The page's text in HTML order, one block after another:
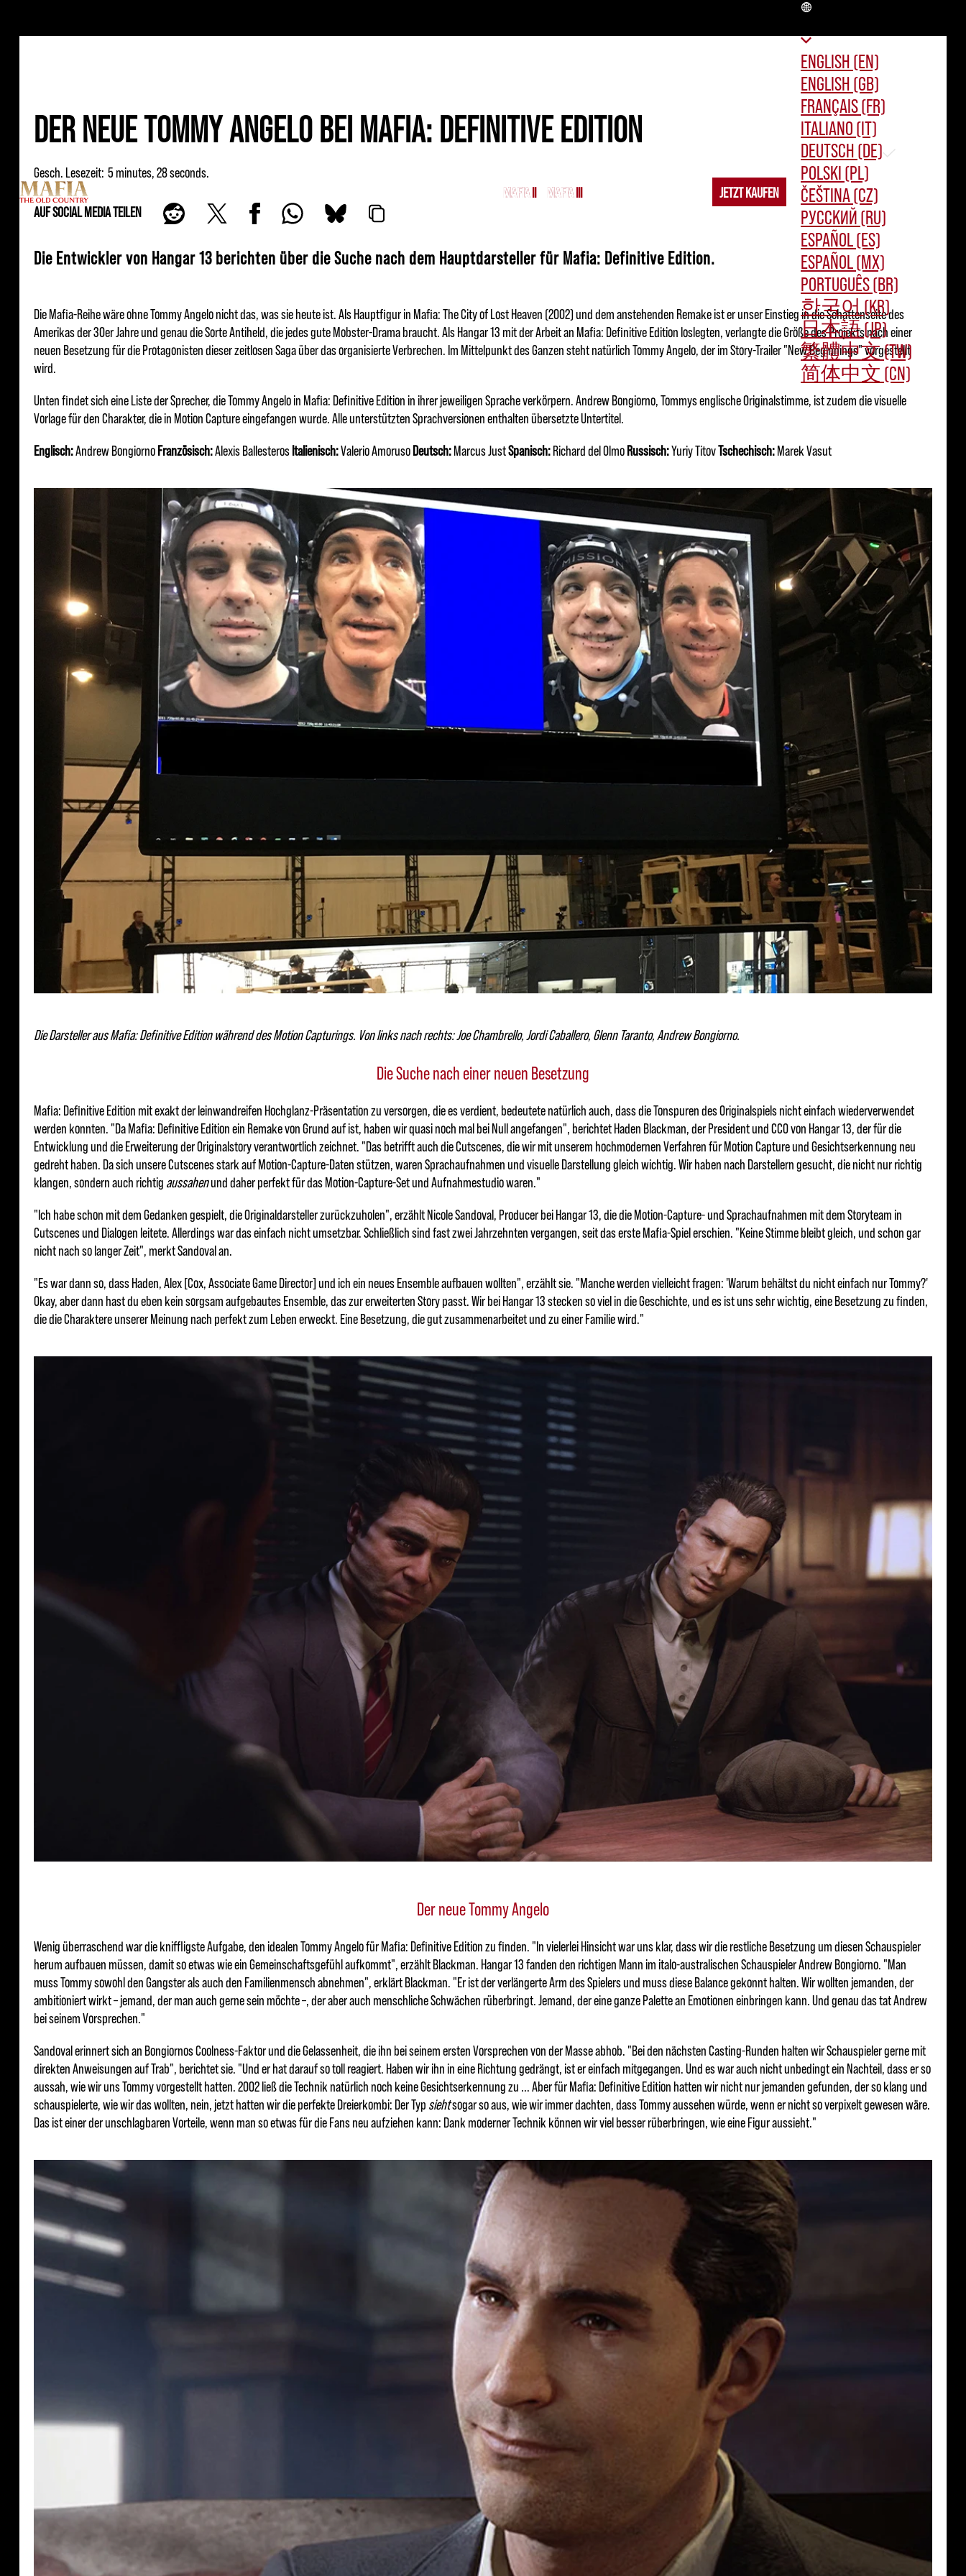
MAFIA II MAFIA III JETZT KAUFEN
ENGLISH (EN)
ENGLISH (GB)
FRANÇAIS (FR)
ITALIANO (IT)
DEUTSCH (DE)
POLSKI (PL)
ČEŠTINA (CZ)
РУССКИЙ (RU)
ESPAÑOL (ES)
ESPAÑOL (MX)
PORTUGUÊS (BR)
한국어 (KR)
日本語 (JP)
繁體中文 (TW)
简体中文 (CN)
DER NEUE TOMMY ANGELO BEI MAFIA: DEFINITIVE EDITION
Gesch. Lesezeit 5 minutes, 28 seconds
AUF SOCIAL MEDIA TEILEN
Die Entwickler von Hangar 13 berichten über die Suche nach dem Hauptdarsteller für Mafia: Definitive Edition.
Die Mafia-Reihe wäre ohne Tommy Angelo nicht das, was sie heute ist. Als Hauptfigur in Mafia: The City of Lost Heaven (2002) und dem anstehenden Remake ist er unser Einstieg in die Schattenseite des
Amerikas der 30er Jahre und genau die Sorte Antiheld, die jedes gute Mobster-Drama braucht. Als Hangar 13 mit der Arbeit an Mafia: Definitive Edition loslegten, verlangte die Größe des Projekts nach einer
neuen Besetzung für die Protagonisten dieser zeitlosen Saga über das organisierte Verbrechen. Im Mittelpunkt des Ganzen steht natürlich Tommy Angelo, der im Story-Trailer "New Beginnings" vorgestellt
wird.
Unten findet sich eine Liste der Sprecher, die Tommy Angelo in Mafia: Definitive Edition in ihrer jeweiligen Sprache verkörpern. Andrew Bongiorno, Tommys englische Originalstimme, ist zudem die visuelle
Vorlage für den Charakter, die in Motion Capture eingefangen wurde. Alle unterstützten Sprachversionen enthalten übersetzte Untertitel.
Englisch:Andrew BongiornoFranzösisch:Alexis BallesterosItalienisch:Valerio AmorusoDeutsch:Marcus JustSpanisch:Richard del OlmoRussisch:Yuriy TitovTschechisch:Marek Vasut
Die Darsteller aus Mafia: Definitive Edition während des Motion Capturings. Von links nach rechts: Joe Chambrello, Jordi Caballero, Glenn Taranto, Andrew Bongiorno.
Die Suche nach einer neuen Besetzung
Mafia: Definitive Edition mit exakt der leinwandreifen Hochglanz-Präsentation zu versorgen, die es verdient, bedeutete natürlich auch, dass die Tonspuren des Originalspiels nicht einfach wiederverwendet
werden konnten. "Da Mafia: Definitive Edition ein Remake von Grund auf ist, haben wir quasi noch mal bei Null angefangen", berichtet Haden Blackman, der President und CCO von Hangar 13, der für die
Entwicklung und die Erweiterung der Originalstory verantwortlich zeichnet. "Das betrifft auch die Cutscenes, die wir mit unserem hochmodernen Verfahren für Motion Capture und Gesichtserkennung neu
gedreht haben. Da sich unsere Cutscenes stark auf Motion-Capture-Daten stützen, waren Sprachaufnahmen und visuelle Darstellung gleich wichtig. Wir haben nach Darstellern gesucht, die nicht nur richtig
klangen, sondern auch richtig aussahenund daher perfekt für das Motion-Capture-Set und Aufnahmestudio waren."
"Ich habe schon mit dem Gedanken gespielt, die Originaldarsteller zurückzuholen", erzählt Nicole Sandoval, Producer bei Hangar 13, die die Motion-Capture- und Sprachaufnahmen mit dem Storyteam in
Cutscenes und Dialogen leitete. Allerdings war das einfach nicht umsetzbar. Schließlich sind fast zwei Jahrzehnten vergangen, seit das erste Mafia-Spiel erschien. "Keine Stimme bleibt gleich, und schon gar
nicht nach so langer Zeit", merkt Sandoval an.
"Es war dann so, dass Haden, Alex [Cox, Associate Game Director] und ich ein neues Ensemble aufbauen wollten", erzählt sie. "Manche werden vielleicht fragen: 'Warum behältst du nicht einfach nur Tommy?'
Okay, aber dann hast du eben kein sorgsam aufgebautes Ensemble, das zur erweiterten Story passt. Wir bei Hangar 13 stecken so viel in die Geschichte, und es ist uns sehr wichtig, eine Besetzung zu finden,
die die Charaktere unserer Meinung nach perfekt zum Leben erweckt. Eine Besetzung, die gut zusammenarbeitet und zu einer Familie wird."
Der neue Tommy Angelo
Wenig überraschend war die kniffligste Aufgabe, den idealen Tommy Angelo für Mafia: Definitive Edition zu finden. "In vielerlei Hinsicht war uns klar, dass wir die restliche Besetzung um diesen Schauspieler
herum aufbauen müssen, damit so etwas wie ein Gemeinschaftsgefühl aufkommt", erzählt Blackman. Hangar 13 fanden den richtigen Mann im italo-australischen Schauspieler Andrew Bongiorno. "Man
muss Tommy sowohl den Gangster als auch den Familienmensch abnehmen", erklärt Blackman. "Er ist der verlängerte Arm des Spielers und muss diese Balance gekonnt halten. Wir wollten jemanden, der
ambitioniert wirkt – jemand, der man auch gerne sein möchte –, der aber auch menschliche Schwächen rüberbringt. Jemand, der eine ganze Palette an Emotionen einbringen kann. Und genau das tat Andrew
bei seinem Vorsprechen."
Sandoval erinnert sich an Bongiornos Coolness-Faktor und die Gelassenheit, die ihn bei seinem ersten Vorsprechen von der Masse abhob. "Bei den nächsten Casting-Runden halten wir Schauspieler gerne mit
direkten Anweisungen auf Trab", berichtet sie. "Und er hat darauf so toll reagiert. Haben wir ihn in eine Richtung gedrängt, ist er einfach mitgegangen. Und es war auch nicht unbedingt ein Nachteil, dass er so
aussah, wie wir uns Tommy vorgestellt hatten. 2002 ließ die Technik natürlich noch keine Gesichtserkennung zu ... Aber für Mafia: Definitive Edition hatten wir nicht nur jemanden gefunden, der so klang und
schauspielerte, wie wir das wollten, nein, jetzt hatten wir die perfekte Dreierkombi: Der Typ siehtsogar so aus, wie wir immer dachten, dass Tommy aussehen würde, wenn er nicht so verpixelt gewesen wäre.
Das ist einer der unschlagbaren Vorteile, wenn man so etwas für die Fans neu aufziehen kann: Dank moderner Technik können wir viel besser rüberbringen, wie eine Figur aussieht."